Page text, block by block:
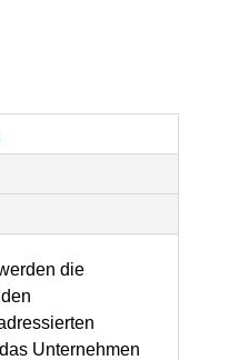
die
Unternehmen